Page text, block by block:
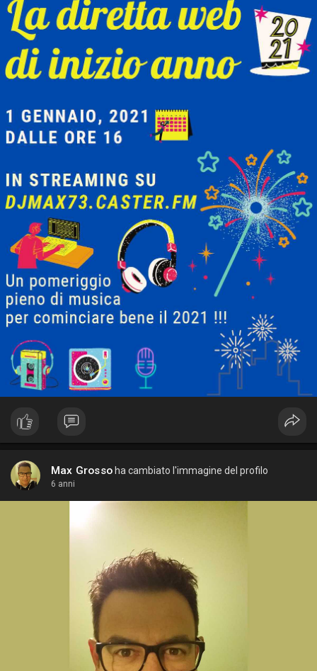
Max Grossoha cambiato l'immagine del profilo
6 anni